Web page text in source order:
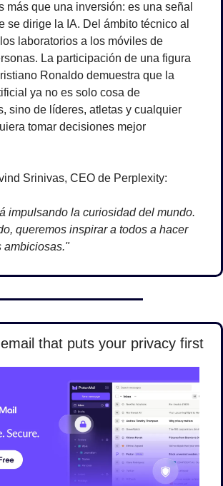
más que una inversión: es una señal
se dirige la IA. Del ámbito técnico al
laboratorios a los móviles de
La participación de una figura
Ronaldo demuestra que la
ya no es solo cosa de
sino de líderes, atletas y cualquier
tomar decisiones mejor
Srinivas, CEO de Perplexity:
impulsando la curiosidad del mundo.
queremos inspirar a todos a hacer
ambiciosas."
that puts your privacy first